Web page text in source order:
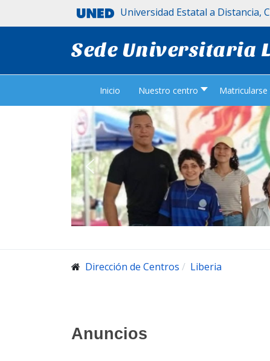
Universidad Estatal a Distancia,
Sede Universitaria
Inicio Nuestro centro Matricularse
Dirección de Centros Liberia
Anuncios